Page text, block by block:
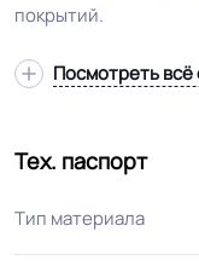
покрытий.
Посмотреть
Тех. паспорт
Тип материала